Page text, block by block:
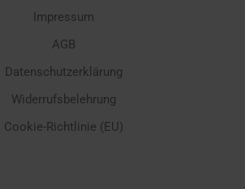
Impressum
AGB
Datenschutzerklärung
Widerrufsbelehrung
Cookie-Richtlinie (EU)